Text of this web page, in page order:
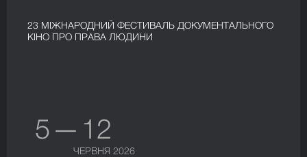
23 МІЖНАРОДНИЙ ФЕСТИВАЛЬ ДОКУМЕНТАЛЬНОГО
КІНО ПРО ПРАВА ЛЮДИНИ
5 — 12
ЧЕРВНЯ 2026